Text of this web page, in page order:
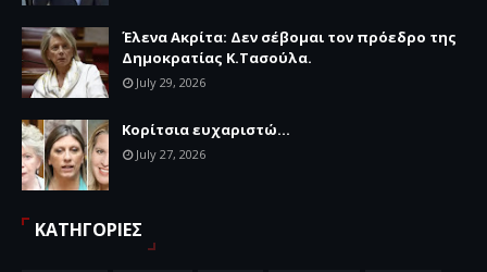
Έλενα Ακρίτα: Δεν σέβομαι τον πρόεδρο της
Δημοκρατίας Κ.Τασούλα.
July 29, 2026
Κορίτσια ευχαριστώ...
July 27, 2026
ΚΑΤΗΓΟΡΙΕΣ